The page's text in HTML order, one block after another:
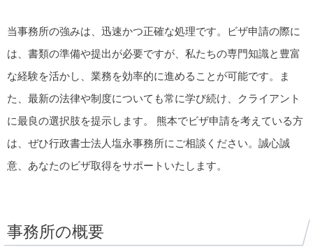
当事務所の強みは、迅速かつ正確な処理です。ビザ申請の際に
は、書類の準備や提出が必要ですが、私たちの専門知識と豊富
な経験を活かし、業務を効率的に進めることが可能です。ま
た、最新の法律や制度についても常に学び続け、クライアント
に最良の選択肢を提示します。 熊本でビザ申請を考えている方
は、ぜひ行政書士法人塩永事務所にご相談ください。誠心誠
意、あなたのビザ取得をサポートいたします。
事務所の概要